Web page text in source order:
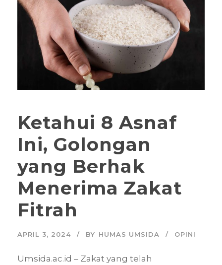
Ketahui 8 Asnaf
Ini, Golongan
yang Berhak
Menerima Zakat
Fitrah
APRIL 3, 2024 BY HUMAS UMSIDA OPINI
Umsida.ac.id – Zakat yang telah